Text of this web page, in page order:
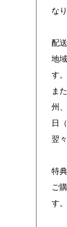
な
配
地
す。
ま
州
日
翌
特
ご
す。